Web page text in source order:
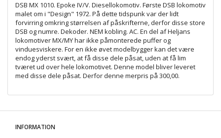
DSB MX 1010. Epoke IV/V. Diesellokomotiv. Første DSB lokomotiv
malet om i "Design" 1972. På dette tidspunk var der lidt
forvirring omkring størrelsen af påskrifterne, derfor disse store
DSB og numre. Dekoder. NEM kobling. AC. En del af Heljans
lokomotiver MX/MY har ikke påmonterede puffer og
vinduesviskere. For en ikke øvet modelbygger kan det være
endog yderst svært, at få disse dele påsat, uden at få lim
tværet ud over hele lokomotivet. Denne model bliver leveret
med disse dele påsat. Derfor denne merpris på 300,00.
INFORMATION